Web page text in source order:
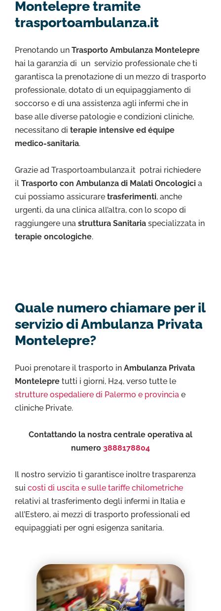
Montelepre tramite
trasportoambulanza.it
Prenotando un Trasporto Ambulanza Montelepre
hai la garanzia di un servizio professionale che ti
garantisca la prenotazione di un mezzo di trasporto
professionale, dotato di un equipaggiamento di
soccorso e di una assistenza agli infermi che in
base alle diverse patologie e condizioni cliniche,
necessitano di terapie intensive ed équipe
medico-sanitaria.
Grazie ad Trasportoambulanza.it potrai richiedere
il Trasporto con Ambulanza di Malati Oncologici a
cui possiamo assicurare trasferimenti, anche
urgenti, da una clinica all’altra, con lo scopo di
raggiungere una struttura Sanitaria specializzata in
terapie oncologiche.
Quale numero chiamare per il
servizio di Ambulanza Privata
Montelepre?
Puoi prenotare il trasporto in Ambulanza Privata
Montelepre tutti i giorni, H24, verso tutte le
strutture ospedaliere di Palermo e provincia e
cliniche Private.
Contattando la nostra centrale operativa al
numero 3888178804
Il nostro servizio ti garantisce inoltre trasparenza
sui costi di uscita e sulle tariffe chilometriche
relativi al trasferimento degli infermi in Italia e
all’Estero, ai mezzi di trasporto professionali ed
equipaggiati per ogni esigenza sanitaria.